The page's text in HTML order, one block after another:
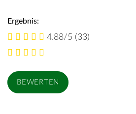
Ergebnis:
4.88/5 (33)